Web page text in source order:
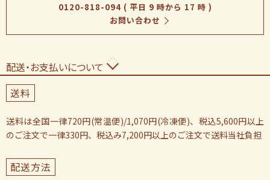
0120-818-094( 平日 9 時から 17 時 )
お問い合わせ
配送・お支払いについて
送料
送料は全国一律720円(常温便)/1,070円(冷凍便)、税込5,600円以上
のご注文で一律330円、税込み7,200円以上のご注文で送料当社負担
配送方法